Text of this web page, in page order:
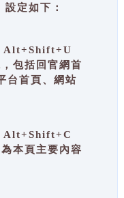
定如下：
Alt+Shift+U
包括回官網首
台首頁、網站
Alt+Shift+C
本頁主要內容